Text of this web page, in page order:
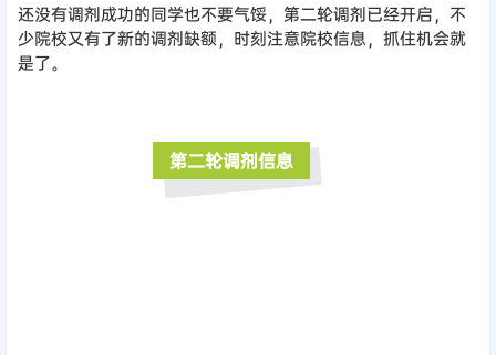
还没有调剂成功的同学也不要气馁，第二轮调剂已经开启，不
少院校又有了新的调剂缺额，时刻注意院校信息，抓住机会就
是了。
第二轮调剂信息